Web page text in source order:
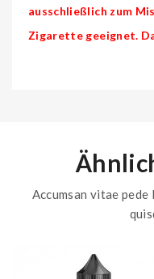
ausschließlich zum
Zigarette geeignet.
Accumsan vitae